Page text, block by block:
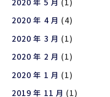
2020 年 4 月 (4)
2020 年 3 月 (1)
2020 年 2 月 (1)
2020 年 1 月 (1)
2019 年 11 月 (1)